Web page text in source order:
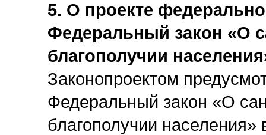
5. О проекте
Федеральный закон «О
благополучии
Законопроектом
Федеральный закон «О
благополучии